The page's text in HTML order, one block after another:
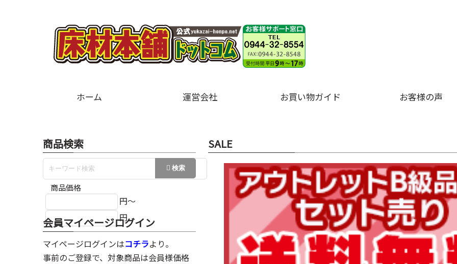
ホーム 運営会社 お買い物ガイド お客様の声
SALE
商品検索
商品価格
円～
円
会員マイページログイン
マイページログインはコチラより。
事前のご登録で、対象商品は会員様価格